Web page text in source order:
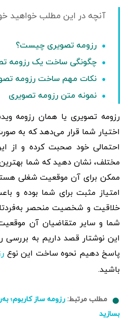
رزومه تصویری چیست؟
چگونگی ساخت یک رزومه
نکات مهم ساخت رزومه
نمونه متن رزومه تصویری
رزومه تصویری یا همان رزومه
اختیار شما قرار می‌دهد که به
احتمالی خود صحبت کرده و از
مختلف، نشان دهید که شما
ممکن برای آن موقعیت شغلی
امتیاز مثبت برای شما بوده و
خلاقیت و شخصیت منحصر
شما و سایر متقاضیان آن
این نوشتار قصد داریم به بررسی
پاسخ دهیم نحوه ساخت این نوع
باشید.
مطلب مرتبط: رزومه ساز کاربوم؛
بسازید